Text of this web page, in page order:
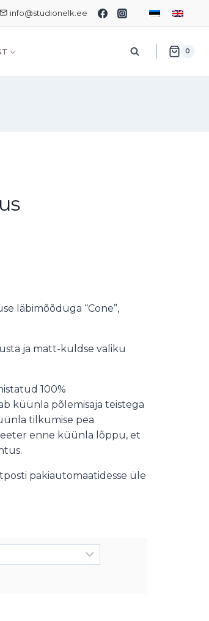
info@studionelk.ee
0
läbimõõduga “Cone”,
ja matt-kuldse valiku
100%
küünla põlemisaja teistega
tilkumise pea
enne küünla lõppu, et
pakiautomaatidesse üle